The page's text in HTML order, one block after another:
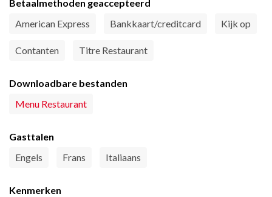
Betaalmethoden geaccepteerd
American Express
Bankkaart/creditcard Kijk op
Contanten Titre Restaurant
Downloadbare bestanden
Menu Restaurant
Gasttalen
Engels
Frans Italiaans
Kenmerken